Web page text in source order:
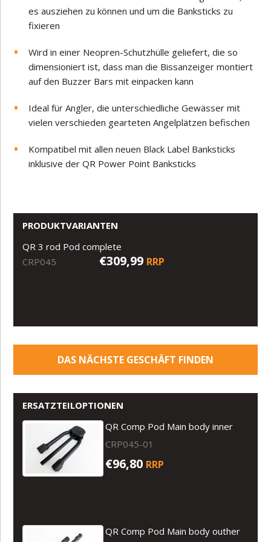
es ausziehen zu können und um die Banksticks zu
fixieren
Wird in einer Neopren-Schutzhülle geliefert, die so
dimensioniert ist, dass man die Bissanzeiger montiert
auf den Buzzer Bars mit einpacken kann
Ideal für Angler, die unterschiedliche Gewässer mit
vielen verschieden gearteten Angelplätzen befischen
Kompatibel mit allen neuen Black Label Banksticks
inklusive der QR Power Point Banksticks
PRODUKTVARIANTEN
QR 3 rod Pod complete
CRP045
€309,99 RRP
DAS NÄCHSTE GESCHÄFT FINDEN
ERSATZTEILOPTIONEN
QR Comp Pod Main body inner
CRP045-01
€96,80 RRP
QR Comp Pod Main body outher